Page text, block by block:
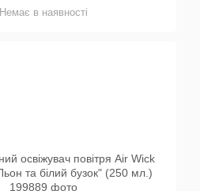
Немає в наявності